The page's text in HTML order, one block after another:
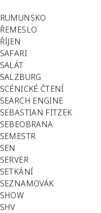
RUMUNSKO
ŘEMESLO
ŘÍJEN
SAFARI
SALÁT
SALZBURG
SCÉNICKÉ ČTENÍ
SEARCH ENGINE
SEBASTIAN FITZEK
SEBEOBRANA
SEMESTR
SEN
SERVER
SETKÁNÍ
SEZNAMOVÁK
SHOW
SHV